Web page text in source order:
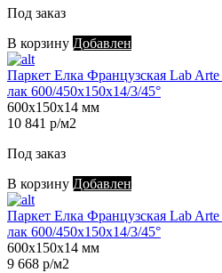
Под заказ
В корзину Добавлен
Паркет Елка Французская Lab
лак 600/450х150х14/3/45°
600х150х14 мм
10 841 р/м2
Под заказ
В корзину Добавлен
Паркет Елка Французская Lab
лак 600/450х150х14/3/45°
600х150х14 мм
9 668 р/м2